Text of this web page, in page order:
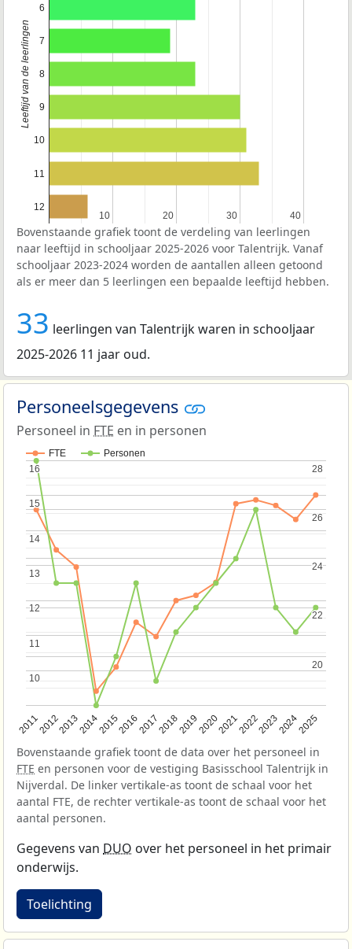
10
10 20
20 30
30 40
40
6
7
8
9
10
11
12
Leeftijd van de leerlingen
Bovenstaande grafiek toont de verdeling van leerlingen
naar leeftijd in schooljaar 2025-2026 voor Talentrijk. Vanaf
schooljaar 2023-2024 worden de aantallen alleen getoond
als er meer dan 5 leerlingen een bepaalde leeftijd hebben.
33 leerlingen van Talentrijk waren in schooljaar
2025-2026 11 jaar oud.
Personeelsgegevens
Personeel in FTE en in personen
FTE Personen
201120122013201420152016201720182019202020212022202320242025
10
10
11
11
12
12
13
13
14
14
15
15
16
16
20
20
22
22
24
24
26
26
28
28
Bovenstaande grafiek toont de data over het personeel in
FTE en personen voor de vestiging Basisschool Talentrijk in
Nijverdal. De linker vertikale-as toont de schaal voor het
aantal FTE, de rechter vertikale-as toont de schaal voor het
aantal personen.
Gegevens van DUO over het personeel in het primair
onderwijs.
Toelichting